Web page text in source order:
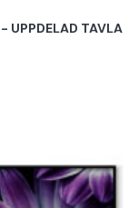
UPPDELAD TAVLA